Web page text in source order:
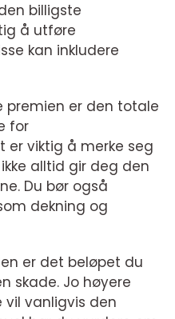
billigste
å utføre
kan inkludere
premien er den totale
for
er viktig å merke seg
alltid gir deg den
Du bør også
dekning og
er det beløpet du
skade. Jo høyere
vil vanligvis den